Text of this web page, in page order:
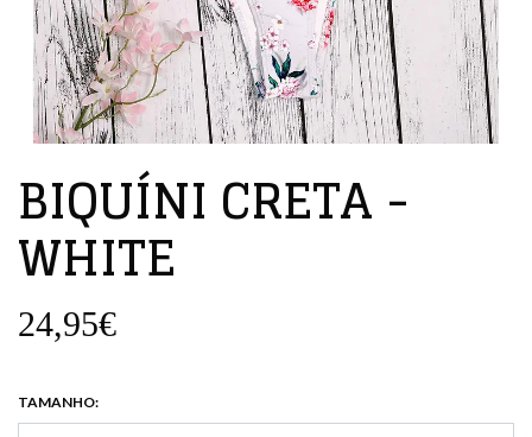
BIQUÍNI CRETA -
WHITE
24,95€
TAMANHO: